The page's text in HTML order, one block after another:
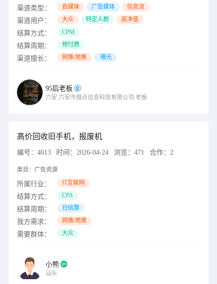
渠道类型： 自媒体 广告媒体 信息流
渠道用户： 大众 特定人群 高净值
结算方式： CPM
结算周期： 预付费
渠道擅长： 网推/地推 曝光
95后老板
六安 六安市微点信息科技有限公司 老板
高价回收旧手机，报废机
编号： 4013 时间： 2026-04-24 浏览： 471 合作： 2
类目： 广告资源
所属行业： IT互联网
结算方式： CPA
结算周期： 日结算
我方需求： 网推/地推
需要群体： 大众
小熊
汕头